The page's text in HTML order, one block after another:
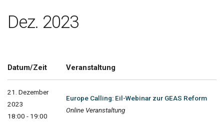
Dez. 2023
Datum/Zeit Veranstaltung
21. Dezember
2023
18:00 - 19:00
Europe Calling: Eil-Webinar zur GEAS Reform
Online Veranstaltung